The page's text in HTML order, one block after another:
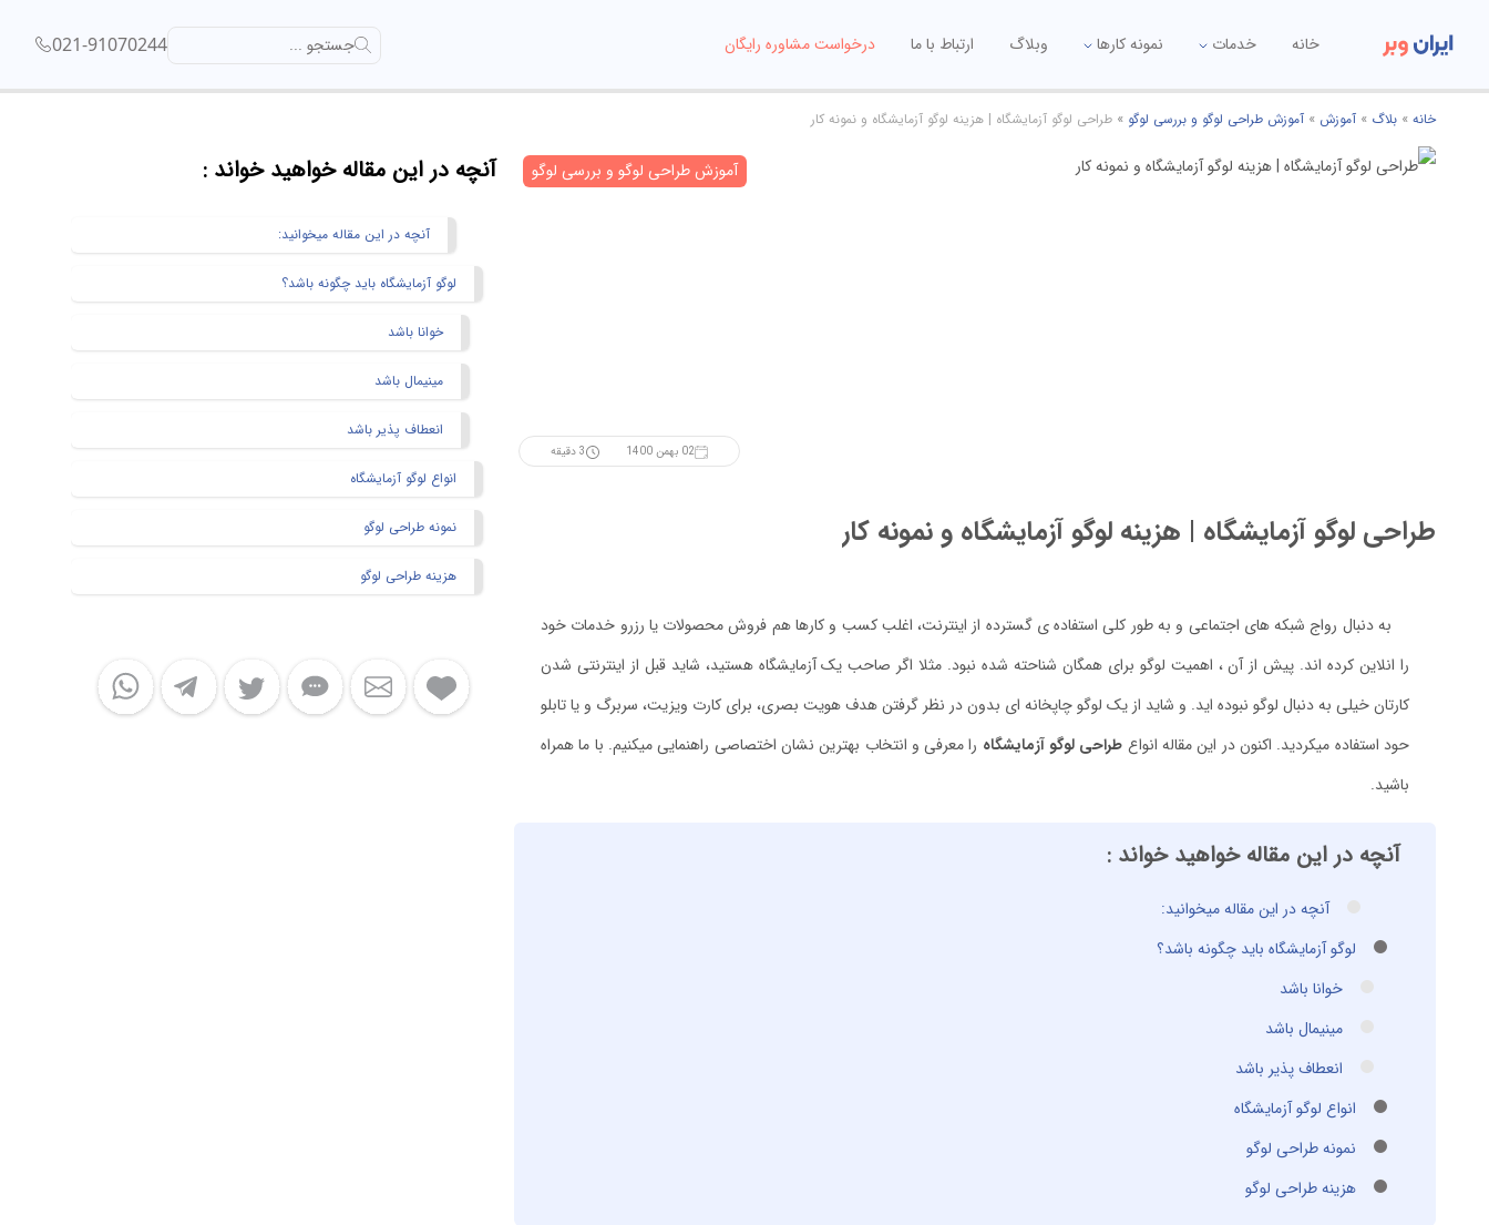
خانه خدمات نمونه کارها وبلاگ ارتباط با ما درخواست مشاوره رایگان جستجو ... 021-91070244
خانه » بلاگ » آموزش » آموزش طراحی لوگو و بررسی لوگو » طراحی لوگو آزمایشگاه | هزینه لوگو آزمایشگاه و نمونه کار
آموزش طراحی لوگو و بررسی لوگو
02 بهمن 1400 3 دقیقه
طراحی لوگو آزمایشگاه | هزینه لوگو آزمایشگاه و نمونه کار
به دنبال رواج شبکه های اجتماعی و به طور کلی استفاده ی گسترده از اینترنت، اغلب کسب و کارها هم فروش محصولات یا رزرو خدمات خود
را انلاین کرده اند. پیش از آن ، اهمیت لوگو برای همگان شناحته شده نبود. مثلا اگر صاحب یک آزمایشگاه هستید، شاید قبل از اینترنتی شدن
کارتان خیلی به دنبال لوگو نبوده اید. و شاید از یک لوگو چاپخانه ای بدون در نظر گرفتن هدف هویت بصری، برای کارت ویزیت، سربرگ و یا تابلو
حود استفاده میکردید. اکنون در این مقاله انواع طراحی لوگو آزمایشگاه را معرفی و انتخاب بهترین نشان اختصاصی راهنمایی میکنیم. با ما همراه
باشید.
آنچه در این مقاله خواهید خواند :
آنچه در این مقاله میخوانید:
لوگو آزمایشگاه باید چگونه باشد؟
خوانا باشد
مینیمال باشد
انعطاف پذیر باشد
انواع لوگو آزمایشگاه
نمونه طراحی لوگو
هزینه طراحی لوگو
آنچه در این مقاله خواهید خواند :
آنچه در این مقاله میخوانید:
لوگو آزمایشگاه باید چگونه باشد؟
خوانا باشد
مینیمال باشد
انعطاف پذیر باشد
انواع لوگو آزمایشگاه
نمونه طراحی لوگو
هزینه طراحی لوگو